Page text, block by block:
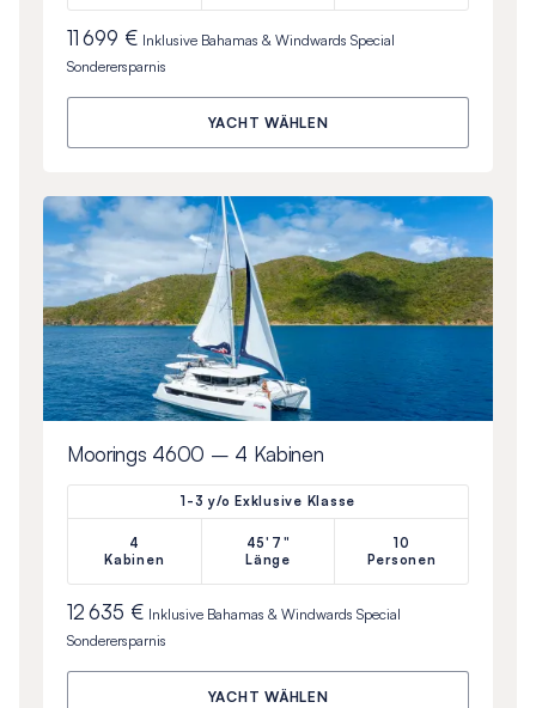
11 699 € Inklusive Bahamas & Windwards Special
Sonderersparnis
YACHT WÄHLEN
Moorings 4600 – 4 Kabinen
1-3 y/o Exklusive Klasse
4
Kabinen
45'7"
Länge
10
Personen
12 635 € Inklusive Bahamas & Windwards Special
Sonderersparnis
YACHT WÄHLEN